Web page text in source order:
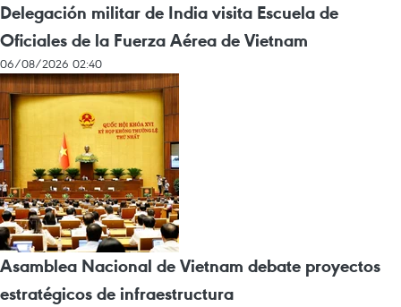
Delegación militar de India visita Escuela de
Oficiales de la Fuerza Aérea de Vietnam
06/08/2026 02:40
Asamblea Nacional de Vietnam debate proyectos
estratégicos de infraestructura